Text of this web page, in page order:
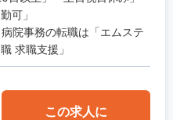
可」
院事務の転職は「エムステ
求職支援」
この求人に